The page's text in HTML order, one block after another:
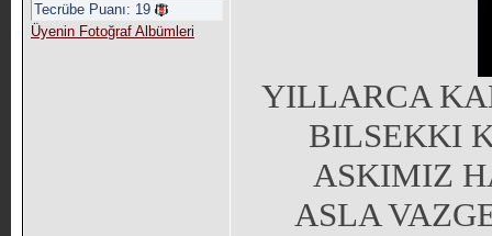
Tecrübe Puanı: 19
Üyenin Fotoğraf Albümleri
YILLARCA
BILSEKKI
ASKIMIZ
ASLA